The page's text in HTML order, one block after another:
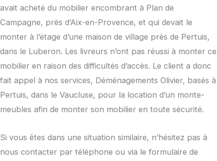
avait acheté du mobilier encombrant à Plan de
Campagne, près d’Aix-en-Provence, et qui devait le
monter à l’étage d’une maison de village près de Pertuis,
dans le Luberon. Les livreurs n’ont pas réussi à monter ce
mobilier en raison des difficultés d’accès. Le client a donc
fait appel à nos services, Déménagements Olivier, basés à
Pertuis, dans le Vaucluse, pour la location d’un monte-
meubles afin de monter son mobilier en toute sécurité.
Si vous êtes dans une situation similaire, n’hésitez pas à
nous contacter par téléphone ou via le formulaire de